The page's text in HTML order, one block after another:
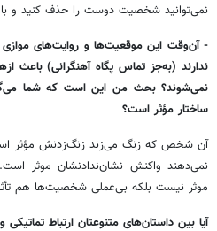
نمیتوانید شخصیت دوست را حذف کنید و با
-آنوقت این موقعیتها و روایتهای موازی
ندارند(بهجز تماس پگاه آهنگرانی)باعث
نمیشوند؟ بحث من این است که شما می
ساختار مؤثر است؟
آن شخص که زنگ میزند زنگزدنش مؤثر
نمیدهند واکنش نشانندادنشان موثر است
موثر نیست بلکه بیعملی شخصیتها هم
آیا بین داستانهای متنوعتان ارتباط تماتیکی